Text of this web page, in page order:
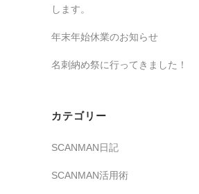
します。
年末年始休業のお知らせ
名刺納め祭に行ってきました！
カテゴリー
SCANMAN日記
SCANMAN活用術